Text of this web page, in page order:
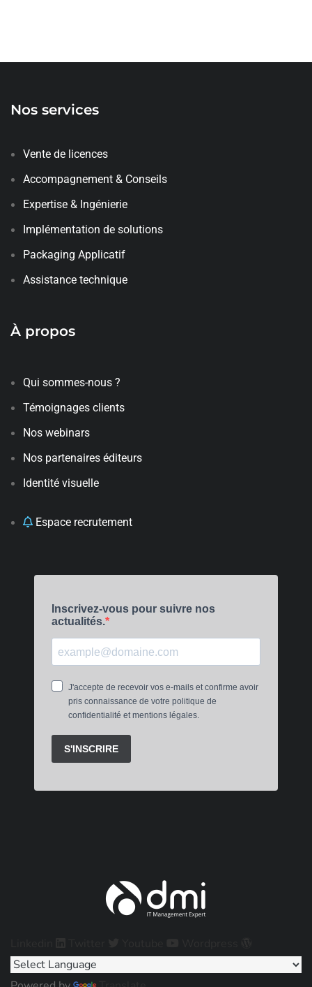
Nos services
Vente de licences
Accompagnement & Conseils
Expertise & Ingénierie
Implémentation de solutions
Packaging Applicatif
Assistance technique
À propos
Qui sommes-nous ?
Témoignages clients
Nos webinars
Nos partenaires éditeurs
Identité visuelle
Espace recrutement